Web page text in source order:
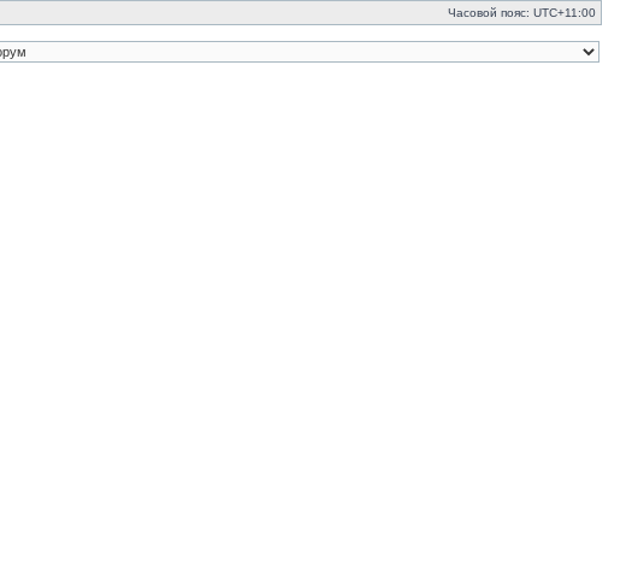
Часовой пояс: UTC+11:00